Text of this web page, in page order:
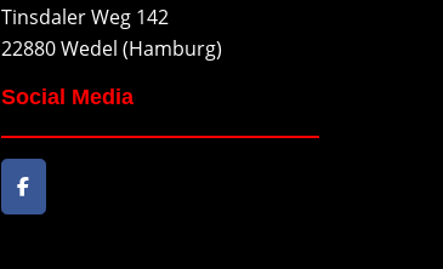
Tinsdaler Weg 142
22880 Wedel (Hamburg)
Social Media